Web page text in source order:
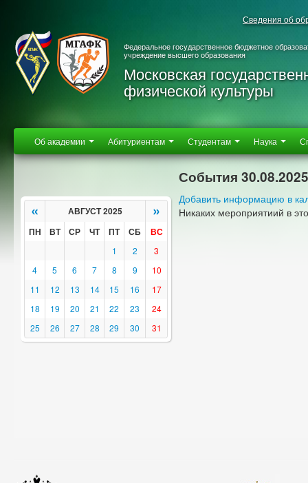
Сведения об
Федеральное государственное бюджетное
учреждение высшего образования
Московская
физической культуры
Об академии Абитуриентам Студентам Наука
« АВГУСТ 2025 »
ПН ВТ СР ЧТ ПТ СБ ВС
1 2
3
4
5 6 7 8 9
10
11
12 13 14 15 16
17
18
19 20 21 22 23
24
25
26 27 28 29 30 31
События 30.08.2025
Добавить информацию в
Никаких мероприятиий в